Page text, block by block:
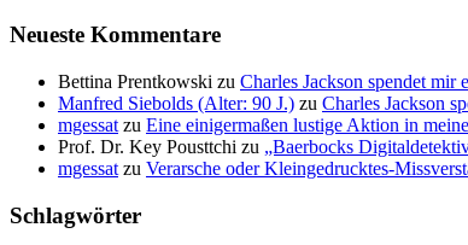
Neueste Kommentare
Bettina Prentkowski zu Charles Jackson spendet
Manfred Siebolds (Alter: 90 J.) zu Charles Jackson
mgessat zu Eine einigermaßen lustige Aktion in
Prof. Dr. Key Pousttchi zu „Baerbocks
mgessat zu Verarsche oder Kleingedrucktes-
Schlagwörter